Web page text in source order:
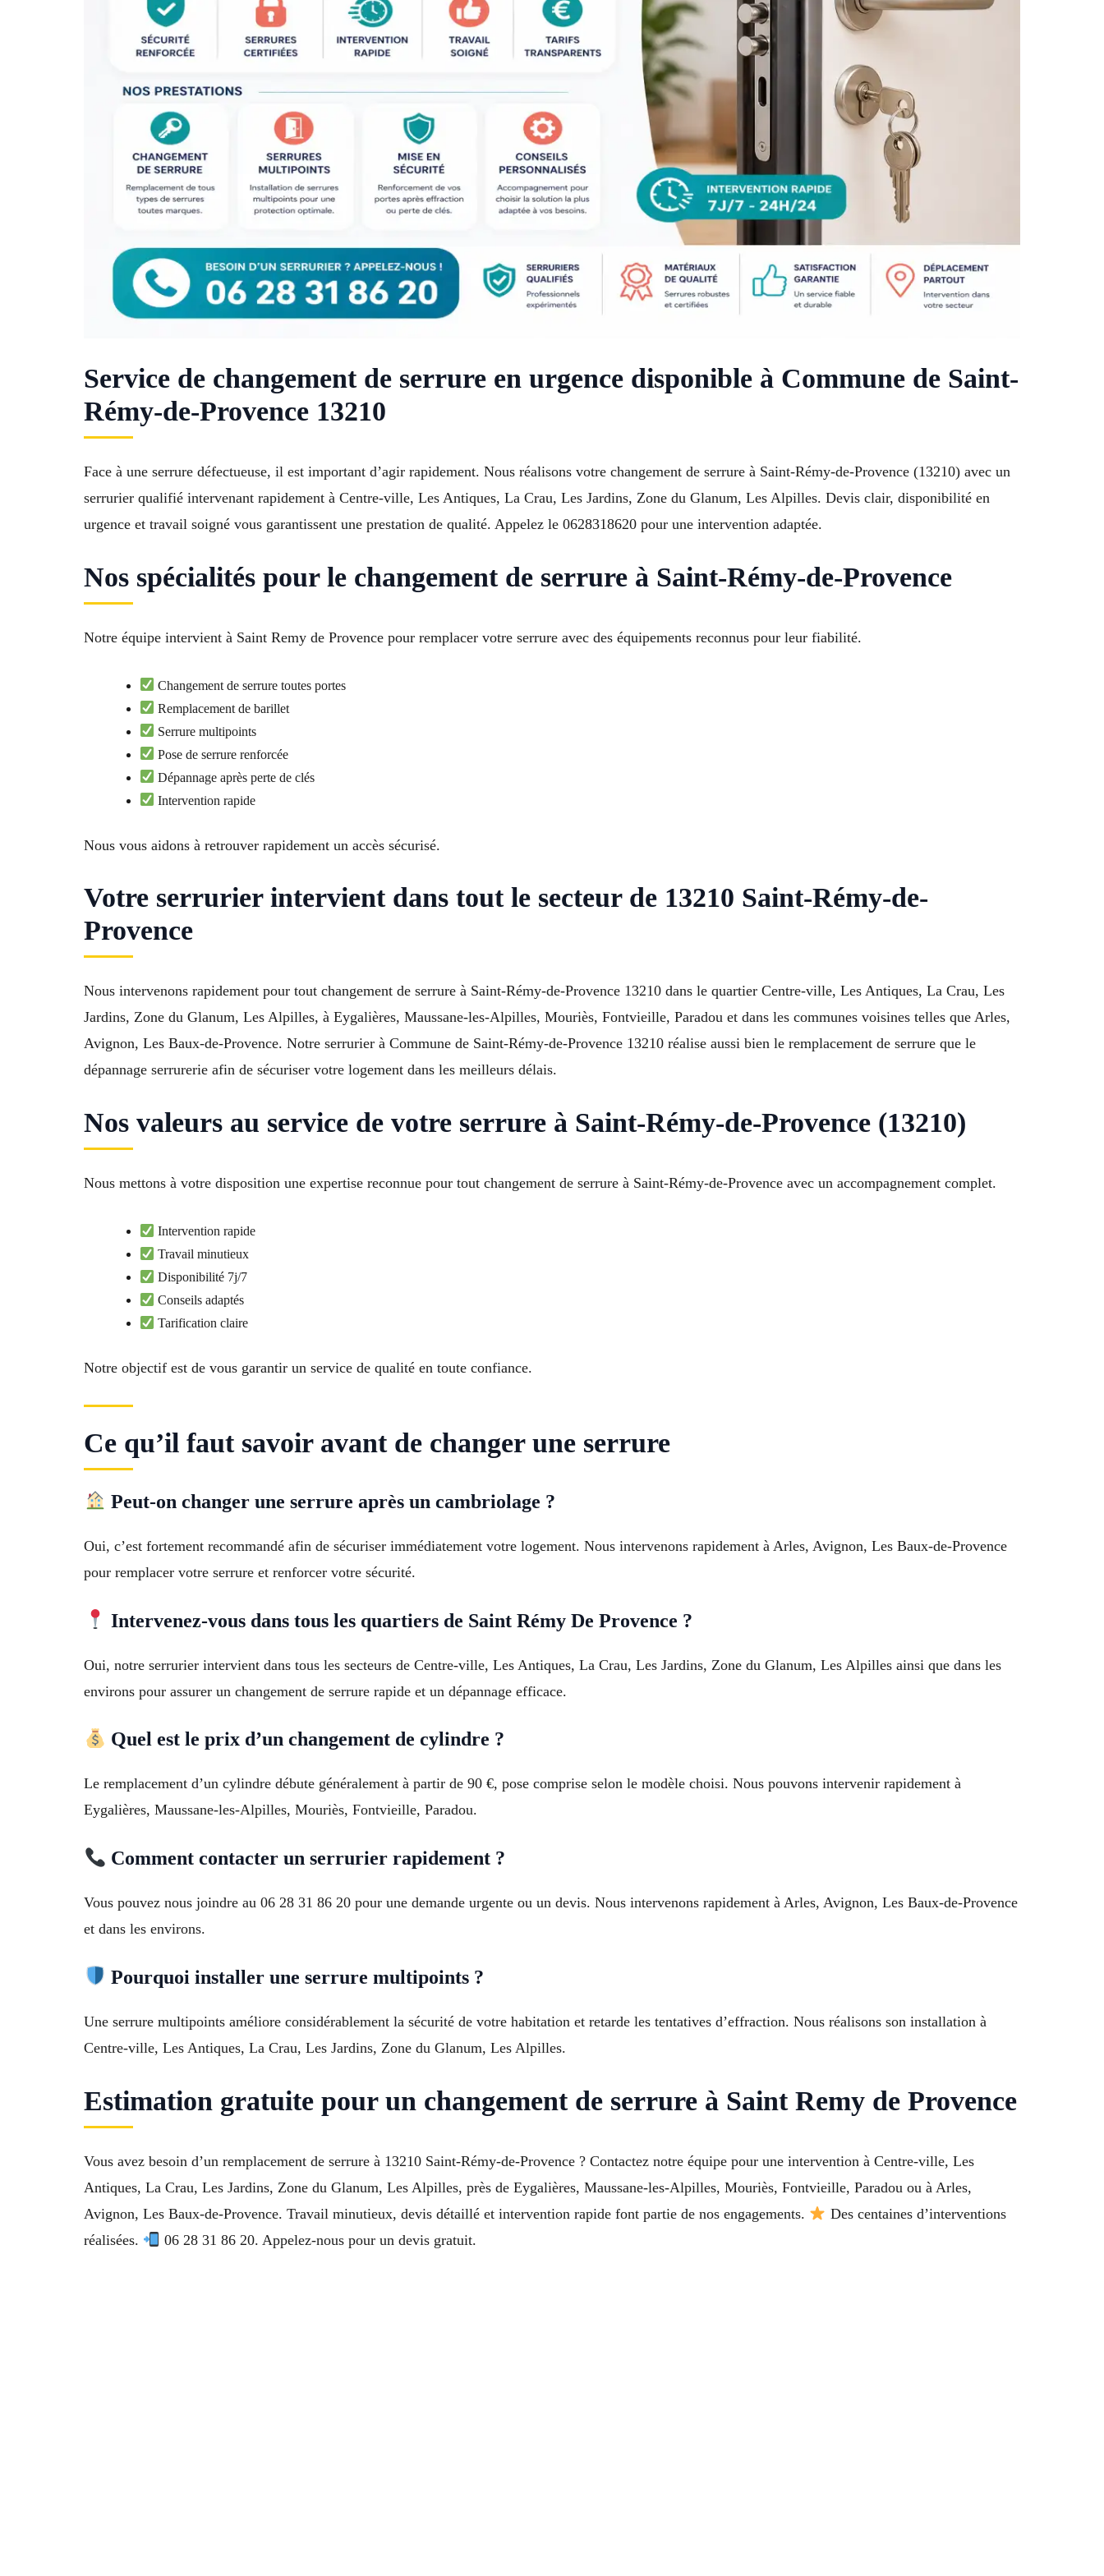
Service de changement de serrure en urgence disponible à Commune de Saint-
Rémy-de-Provence 13210
Face à une serrure défectueuse, il est important d’agir rapidement. Nous réalisons votre changement de serrure à Saint-Rémy-de-Provence (13210) avec un
serrurier qualifié intervenant rapidement à Centre-ville, Les Antiques, La Crau, Les Jardins, Zone du Glanum, Les Alpilles. Devis clair, disponibilité en
urgence et travail soigné vous garantissent une prestation de qualité. Appelez le 0628318620 pour une intervention adaptée.
Nos spécialités pour le changement de serrure à Saint-Rémy-de-Provence
Notre équipe intervient à Saint Remy de Provence pour remplacer votre serrure avec des équipements reconnus pour leur fiabilité.
Changement de serrure toutes portes
Remplacement de barillet
Serrure multipoints
Pose de serrure renforcée
Dépannage après perte de clés
Intervention rapide
Nous vous aidons à retrouver rapidement un accès sécurisé.
Votre serrurier intervient dans tout le secteur de 13210 Saint-Rémy-de-
Provence
Nous intervenons rapidement pour tout changement de serrure à Saint-Rémy-de-Provence 13210 dans le quartier Centre-ville, Les Antiques, La Crau, Les
Jardins, Zone du Glanum, Les Alpilles, à Eygalières, Maussane-les-Alpilles, Mouriès, Fontvieille, Paradou et dans les communes voisines telles que Arles,
Avignon, Les Baux-de-Provence. Notre serrurier à Commune de Saint-Rémy-de-Provence 13210 réalise aussi bien le remplacement de serrure que le
dépannage serrurerie afin de sécuriser votre logement dans les meilleurs délais.
Nos valeurs au service de votre serrure à Saint-Rémy-de-Provence (13210)
Nous mettons à votre disposition une expertise reconnue pour tout changement de serrure à Saint-Rémy-de-Provence avec un accompagnement complet.
Intervention rapide
Travail minutieux
Disponibilité 7j/7
Conseils adaptés
Tarification claire
Notre objectif est de vous garantir un service de qualité en toute confiance.
Ce qu’il faut savoir avant de changer une serrure
Peut-on changer une serrure après un cambriolage ?
Oui, c’est fortement recommandé afin de sécuriser immédiatement votre logement. Nous intervenons rapidement à Arles, Avignon, Les Baux-de-Provence
pour remplacer votre serrure et renforcer votre sécurité.
Intervenez-vous dans tous les quartiers de Saint Rémy De Provence ?
Oui, notre serrurier intervient dans tous les secteurs de Centre-ville, Les Antiques, La Crau, Les Jardins, Zone du Glanum, Les Alpilles ainsi que dans les
environs pour assurer un changement de serrure rapide et un dépannage efficace.
Quel est le prix d’un changement de cylindre ?
Le remplacement d’un cylindre débute généralement à partir de 90 €, pose comprise selon le modèle choisi. Nous pouvons intervenir rapidement à
Eygalières, Maussane-les-Alpilles, Mouriès, Fontvieille, Paradou.
Comment contacter un serrurier rapidement ?
Vous pouvez nous joindre au 06 28 31 86 20 pour une demande urgente ou un devis. Nous intervenons rapidement à Arles, Avignon, Les Baux-de-Provence
et dans les environs.
Pourquoi installer une serrure multipoints ?
Une serrure multipoints améliore considérablement la sécurité de votre habitation et retarde les tentatives d’effraction. Nous réalisons son installation à
Centre-ville, Les Antiques, La Crau, Les Jardins, Zone du Glanum, Les Alpilles.
Estimation gratuite pour un changement de serrure à Saint Remy de Provence
Vous avez besoin d’un remplacement de serrure à 13210 Saint-Rémy-de-Provence ? Contactez notre équipe pour une intervention à Centre-ville, Les
Antiques, La Crau, Les Jardins, Zone du Glanum, Les Alpilles, près de Eygalières, Maussane-les-Alpilles, Mouriès, Fontvieille, Paradou ou à Arles,
Avignon, Les Baux-de-Provence. Travail minutieux, devis détaillé et intervention rapide font partie de nos engagements.
Des centaines d’interventions
réalisées.
06 28 31 86 20. Appelez-nous pour un devis gratuit.